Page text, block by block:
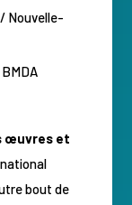
Nouvelle-
œuvres et
bout de